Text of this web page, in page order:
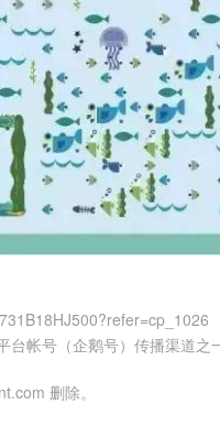
台帐号（企鹅号）传播渠道之
删除。